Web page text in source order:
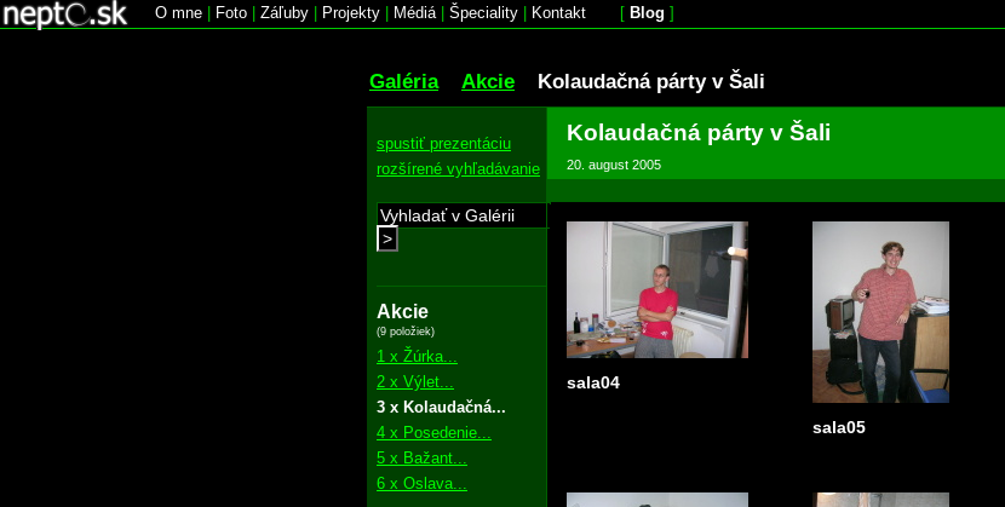
O mne Foto Záľuby Projekty Médiá| Špeciality Kontakt [ Blog ]
Galéria Akcie Kolaudačná párty v Šali
spustiť prezentáciu
rozšírené vyhľadávanie
>
Akcie
(9 položiek)
1 x Žúrka...
2 x Výlet...
3 x Kolaudačná...
4 x Posedenie...
5 x Bažant...
6 x Oslava...
Kolaudačná párty v Šali
20. august 2005
sala04
sala05